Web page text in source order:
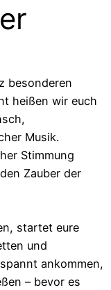
besonderen
heißen wir euch
Musik.
Stimmung
Zauber der
startet eure
und
ankommen,
– bevor es